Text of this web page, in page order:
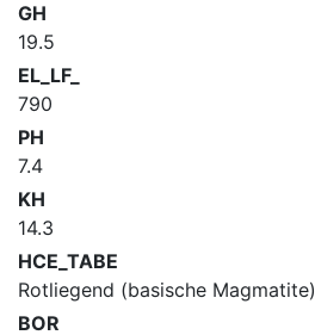
GH
19.5
EL_LF_
790
PH
7.4
KH
14.3
HCE_TABE
Rotliegend (basische Magmatite)
BOR